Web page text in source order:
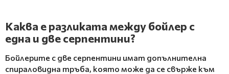
Каква е разликата между бойлер с
една и две серпентини?
Бойлерите с две серпентини имат допълнителна
спираловидна тръба, която може да се свърже към